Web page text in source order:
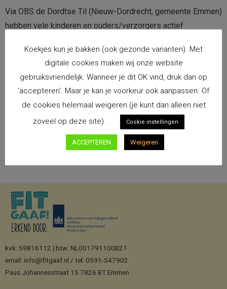
Via OBS de Dordtse Til (Nieuw-Dordrecht, gemeente Emmen)
hebben vele kinderen en ouders/verzorgers actief
plakken van gezonde FitGaaf!-stickers was hier gekoppeld
aan de gezondheidsweken op school, geinitieerd en
georganiseerd door Dele Rademaker, stagiaire Sport &
Bewegen bij de Buurtsportcoaches van de Gemeente
Emmen. Tijdens de start van de…
kvk: 59816112 | btw: NL001791100B21
email: info@fitgaaf.nl / tel: 0591-547902
Paus Johannesstraat 15 7826 BT Emmen
Koekjes kun je bakken (ook gezonde varianten). Met
digitale cookies maken wij onze website
gebruiksvriendelijk. Wanneer je dit OK vind, druk dan op
'accepteren'. Maar je kan je voorkeur ook aanpassen. Of
de cookies helemaal weigeren (je kunt dan alleen niet
zoveel op deze site) .
Cookie instellingen
ACCEPTEREN Weigeren